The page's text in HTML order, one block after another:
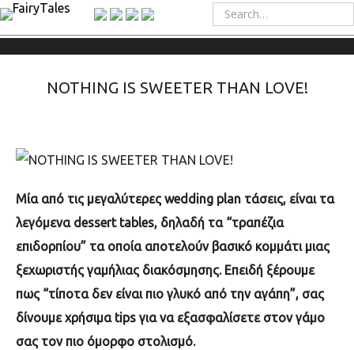
NOTHING IS SWEETER THAN LOVE!
Μία από τις μεγαλύτερες wedding plan τάσεις, είναι τα
λεγόμενα dessert tables, δηλαδή τα “τραπέζια
επιδορπίου” τα οποία αποτελούν βασικό κομμάτι μιας
ξεχωριστής γαμήλιας διακόσμησης. Επειδή ξέρουμε
πως “τίποτα δεν είναι πιο γλυκό από την αγάπη”, σας
δίνουμε χρήσιμα tips για να εξασφαλίσετε στον γάμο
σας τον πιο όμορφο στολισμό.